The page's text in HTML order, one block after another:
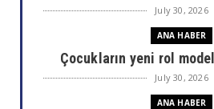
July 30, 2026
ANA HABER
Çocukların yeni rol
July 30, 2026
ANA HABER